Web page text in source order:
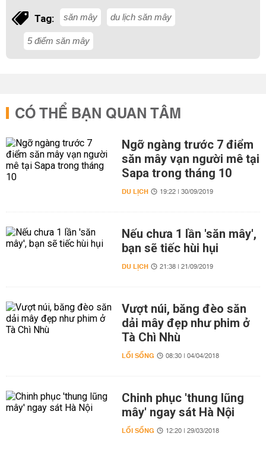
Tag: săn mây du lịch săn mây
5 điểm săn mây
CÓ THỂ BẠN QUAN TÂM
Ngỡ ngàng trước 7 điểm
săn mây vạn người mê tại
Sapa trong tháng 10
DU LỊCH 19:22 | 30/09/2019
Nếu chưa 1 lần 'săn mây',
bạn sẽ tiếc hùi hụi
DU LỊCH 21:38 | 21/09/2019
Vượt núi, băng đèo săn
dải mây đẹp như phim ở
Tà Chì Nhù
LỐI SỐNG 08:30 | 04/04/2018
Chinh phục 'thung lũng
mây' ngay sát Hà Nội
LỐI SỐNG 12:20 | 29/03/2018